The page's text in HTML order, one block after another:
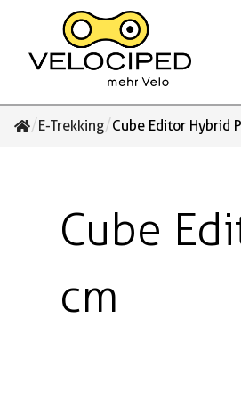
/E-Trekking/Cube Editor Hybrid
Cube
cm